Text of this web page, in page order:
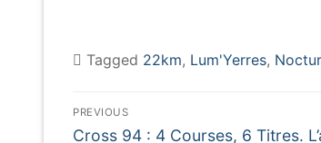
Tagged 22km, Lum'Yerres,
Navigation
PREVIOUS
Previous
Cross 94 : 4 Courses, 6 Titres.